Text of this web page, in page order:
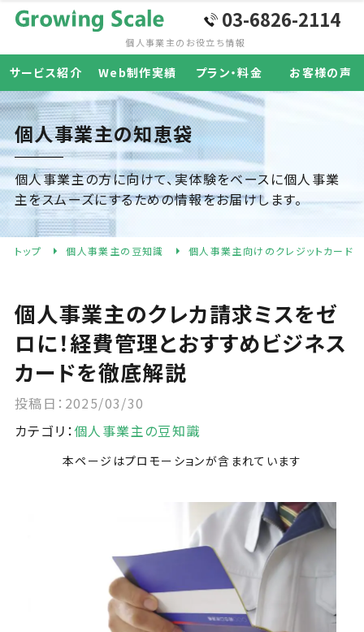
個人事業主の お役立ち情報
03-6826-2114
サービス紹介 Web制作実績 プラン・料金 お客様の声
個人事業主の知恵袋
個人事業主の方に向けて、実体験をベースに個人事業
主をスムーズにするための情報をお届けします。
トップ 個人事業主の豆知識 個人事業主向けのクレジットカード
個人事業主のクレカ請求ミスをゼ
ロに！経費管理とおすすめビジネス
カードを徹底解説
投稿日：2025/03/30
カテゴリ：個人事業主の豆知識
本ページはプロモーションが含まれています